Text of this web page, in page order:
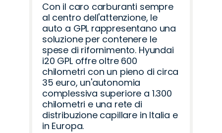
Con il caro carburanti sempre
al centro dell'attenzione, le
auto a GPL rappresentano una
soluzione per contenere le
spese di rifornimento. Hyundai
i20 GPL offre oltre 600
chilometri con un pieno di circa
35 euro, un'autonomia
complessiva superiore a 1.300
chilometri e una rete di
distribuzione capillare in Italia e
in Europa.